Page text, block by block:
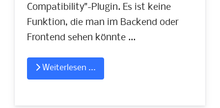
Compatibility"-Plugin. Es ist keine
Funktion, die man im Backend oder
Frontend sehen könnte ...
Weiterlesen ...